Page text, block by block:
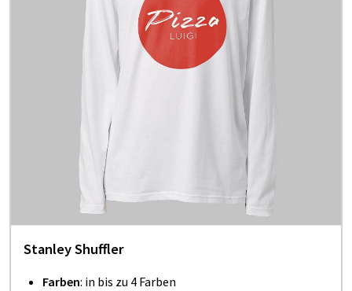
Stanley Shuffler
Farben: in bis zu 4 Farben